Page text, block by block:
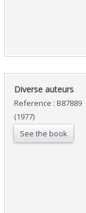
‎Diverse auteurs‎
Reference : B87889
(1977)
See the book